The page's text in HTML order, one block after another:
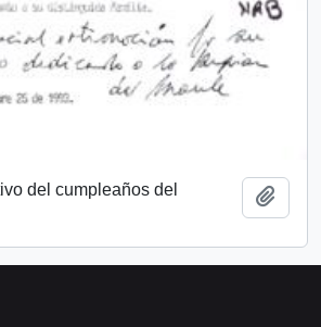
del cumpleaños del